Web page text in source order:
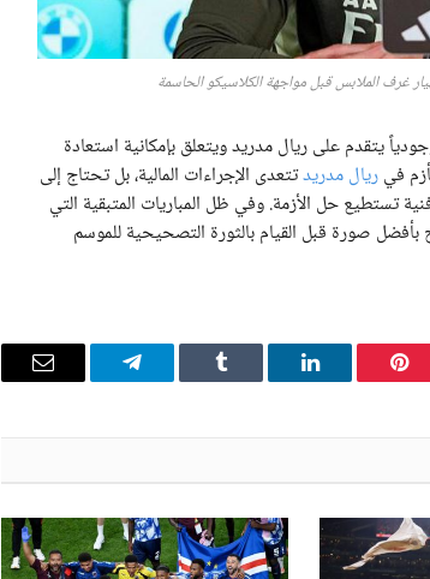
غرف الملابس قبل مواجهة الكلاسيكو الحاسمة
يتقدم على ريال مدريد ويتعلق بإمكانية استعادة
فيريال مدريدتتعدى الإجراءات المالية، بل تحتاج إلى
تستطيع حل الأزمة. وفي ظل المباريات المتبقية التي
صورة قبل القيام بالثورة التصحيحية للموسم
بينتيريستلينكدإن Tumblr تيلقرام
البريد